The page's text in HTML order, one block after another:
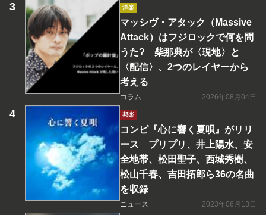
洋楽
マッシヴ・アタック（Massive
Attack）はフジロックで何を問
うた? 柴那典が〈現地〉と
〈配信〉、2つのレイヤーから
考える
コラム 2026年08月04日
邦楽
コンピ『心に響く夏唄』がリリ
ース プリプリ、井上陽水、安
全地帯、松田聖子、西城秀樹、
松山千春、吉田拓郎ら36の名曲
を収録
ニュース 2023年06月13日